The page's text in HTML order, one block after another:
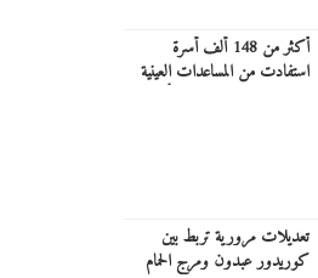
أكثر من 148 ألف أسرة
استفادت من المساعدات العينية
تعديلات مرورية تربط بين
كوريدور عبدون ومرج الحمام